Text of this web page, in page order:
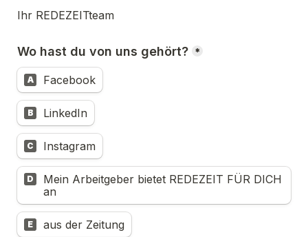
Ihr REDEZEITteam
Wo hast du von uns gehört? *
A Facebook
B LinkedIn
C Instagram
D
Mein Arbeitgeber bietet REDEZEIT FÜR DICH
an
E aus der Zeitung